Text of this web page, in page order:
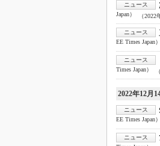
ニュース
Japan） （2022
ニュース
EE Times Japan）
ニュース
Times Japan）
2022年12月
ニュース
EE Times Japan）
ニュース